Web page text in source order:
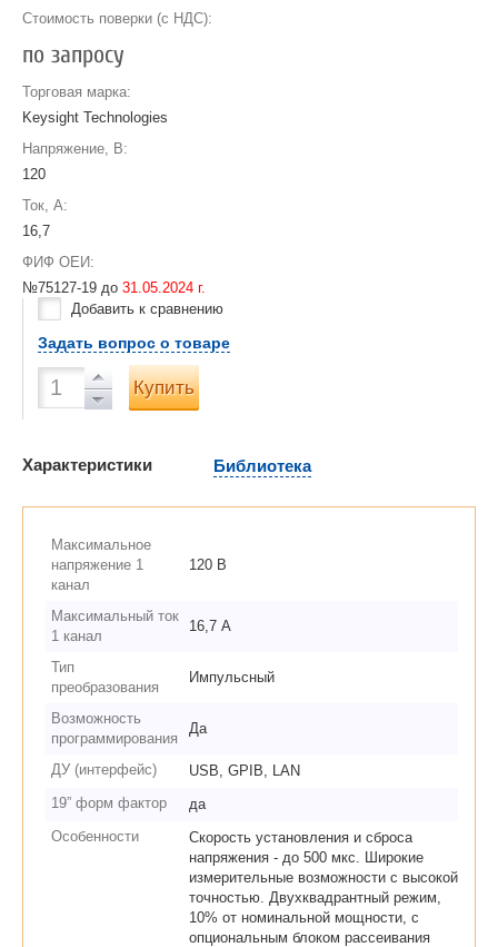
Стоимость поверки (с НДС):
по запросу
Торговая марка:
Keysight Technologies
Напряжение, В:
120
Ток, А:
16,7
ФИФ ОЕИ:
№75127-19 до 31.05.2024 г.
Добавить к сравнению
Задать вопрос о товаре
Купить
Характеристики Библиотека
Максимальное
напряжение 1
канал
120 В
Максимальный ток
1 канал
16,7 А
Тип
преобразования
Импульсный
Возможность
программирования
Да
ДУ (интерфейс)
USB, GPIB, LAN
19” форм фактор
да
Особенности
Скорость установления и сброса
напряжения - до 500 мкс. Широкие
измерительные возможности с высокой
точностью. Двухквадрантный режим,
10% от номинальной мощности, с
опциональным блоком рассеивания